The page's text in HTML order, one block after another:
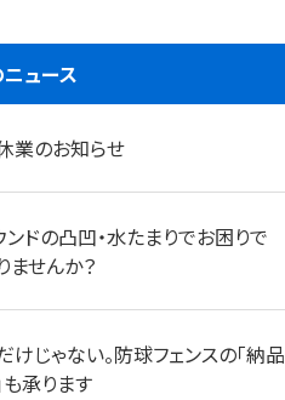
ュース
業のお知らせ
ンドの凸凹・水たまりでお困りで
ませんか？
けじゃない。防球フェンスの「納品
も承ります